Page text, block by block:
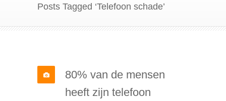
Posts Tagged ‘Telefoon schade’
80% van de mensen
heeft zijn telefoon